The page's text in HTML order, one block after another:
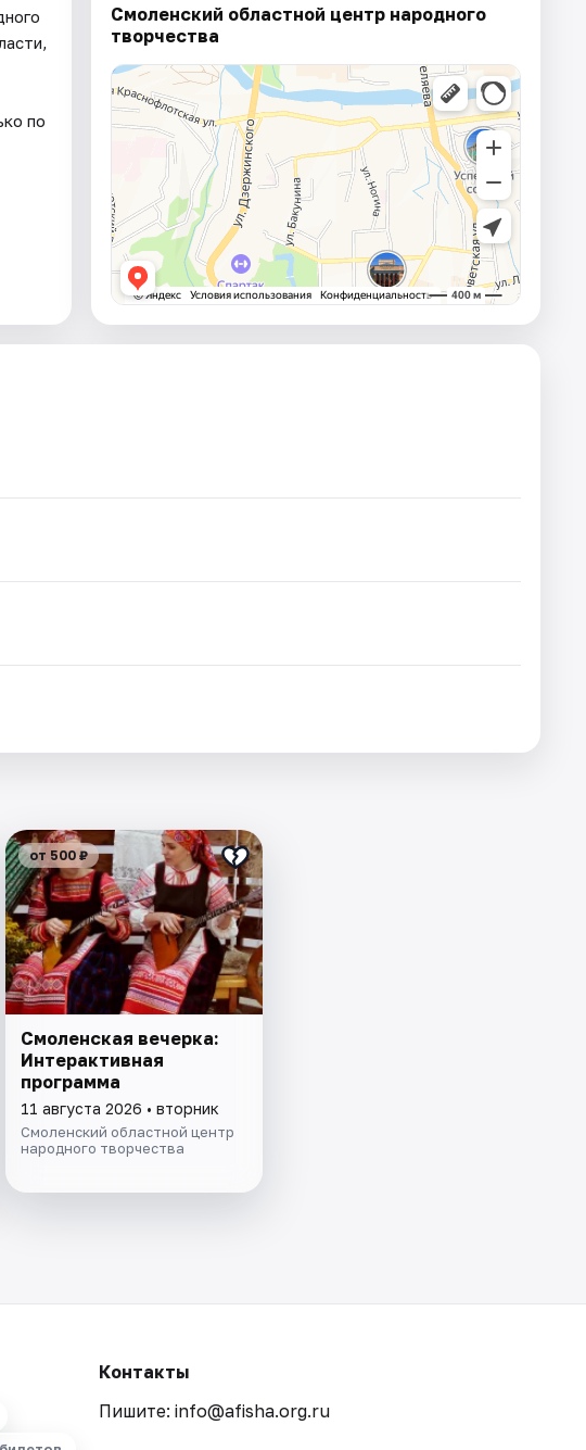
по
Смоленский областной центр народного
творчества
от 500 ₽
Смоленская вечерка:
Интерактивная
программа
11 августа 2026 • вторник
Смоленский областной центр
народного творчества
Контакты
Пишите: info@afisha.org.ru